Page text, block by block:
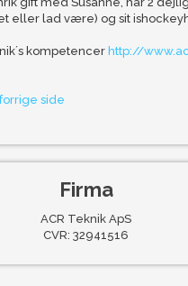
eller lad være) og sit
kompetencer http://
side
Firma
ACR Teknik ApS
CVR: 32941516​